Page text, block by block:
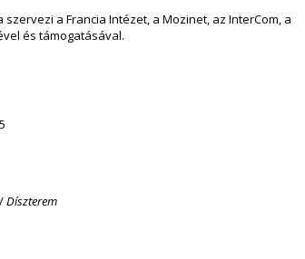
szervezi a Francia Intézet , a Mozinet , az InterCom , a
és támogatásával.
Díszterem